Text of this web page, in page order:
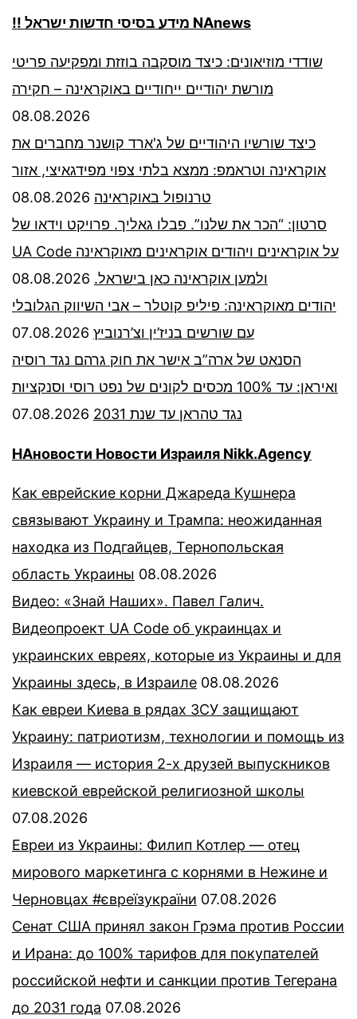
!! מידע בסיסי חדשות ישראל NAnews
שודדי מוזיאונים: כיצד מוסקבה בוזזת ומפקיעה פריטי
מורשת יהודיים ייחודיים באוקראינה – חקירה
08.08.2026
כיצד שורשיו היהודיים של ג'ארד קושנר מחברים את
אוקראינה וטראמפ: ממצא בלתי צפוי מפידגאיצי, אזור
טרנופול באוקראינה 08.08.2026
סרטון: “הכר את שלנו”. פבלו גאליך. פרויקט וידאו של
UA Code על אוקראינים ויהודים אוקראינים מאוקראינה
ולמען אוקראינה כאן בישראל. 08.08.2026
יהודים מאוקראינה: פיליפ קוטלר – אבי השיווק הגלובלי
עם שורשים בניז’ין וצ’רנוביץ 07.08.2026
הסנאט של ארה”ב אישר את חוק גרהם נגד רוסיה
ואיראן: עד 100% מכסים לקונים של נפט רוסי וסנקציות
נגד טהראן עד שנת 2031
07.08.2026
НАновости Новости Израиля Nikk.Agency
Как еврейские корни Джареда Кушнера
связывают Украину и Трампа: неожиданная
находка из Подгайцев, Тернопольская
область Украины 08.08.2026
Видео: «Знай Наших». Павел Галич.
Видеопроект UA Code об украинцах и
украинских евреях, которые из Украины и для
Украины здесь, в Израиле 08.08.2026
Как евреи Киева в рядах ЗСУ защищают
Украину: патриотизм, технологии и помощь из
Израиля — история 2-х друзей выпускников
киевской еврейской религиозной школы
07.08.2026
Евреи из Украины: Филип Котлер — отец
мирового маркетинга с корнями в Нежине и
Черновцах #євреїзукраїни 07.08.2026
Сенат США принял закон Грэма против России
и Ирана: до 100% тарифов для покупателей
российской нефти и санкции против Тегерана
до 2031 года 07.08.2026